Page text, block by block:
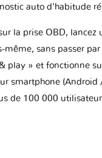
auto d'habitude
la prise OBD, lancez
sans passer par
play » et fonctionne
smartphone (Android
de 100 000